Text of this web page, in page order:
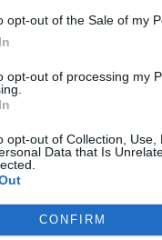
opt-out of the Sale of my
opt-out of processing my
opt-out of Collection,
Data that Is
CONFIRM
az az élet rendje.
akart lenni, aztán
de egyik sem volt
Régóta váltani
de a gyerek
Megbolondított az
mit tennél?